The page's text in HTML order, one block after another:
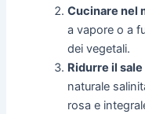
Cucinare nel
a vapore o a
dei vegetali.
Ridurre il
naturale
rosa e